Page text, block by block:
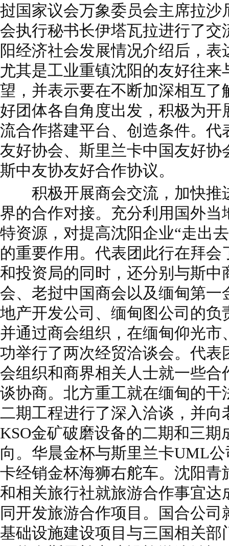
挝国家议会万象委员会主席拉沙
会执行秘书长伊塔瓦拉进行了
阳经济社会发展情况介绍后，
尤其是工业重镇沈阳的友好往来
望，并表示要在不断加深相互了
好团体各自角度出发，积极为
流合作搭建平台、创造条件。代
友好协会、斯里兰卡中国友好协
斯中友协友好合作协议。
积极开展商会交流，加快推
界的合作对接。充分利用国外
特资源，对提高沈阳企业“走出
的重要作用。代表团此行在拜
和投资局的同时，还分别与斯中
会、老挝中国商会以及缅甸第
地产开发公司、缅甸图公司的负
并通过商会组织，在缅甸仰光
功举行了两次经贸洽谈会。代表
会组织和商界相关人士就一些
谈协商。北方重工就在缅甸的干
二期工程进行了深入洽谈，并向
KSO金矿破磨设备的二期和三
向。华晨金杯与斯里兰卡UML
卡经销金杯海狮右舵车。沈阳青
和相关旅行社就旅游合作事宜达
同开发旅游合作项目。国合公司
基础设施建设项目与三国相关